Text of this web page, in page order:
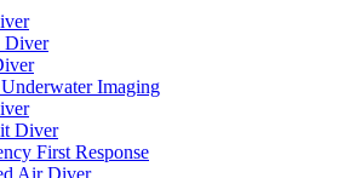
Diver
Imaging
Diver
First Response
Air Diver